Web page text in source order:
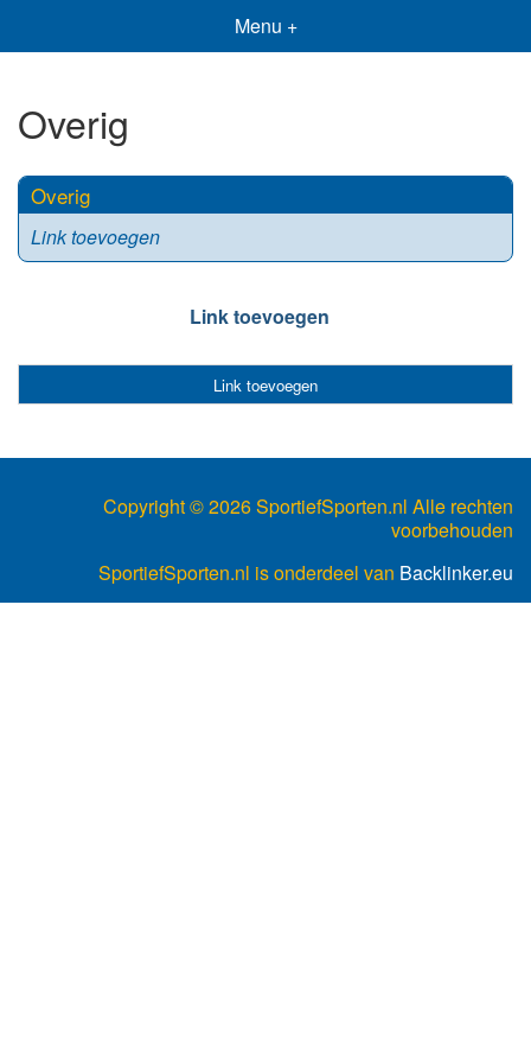
Menu +
Overig
Overig
Link toevoegen
Link toevoegen
Link toevoegen
Copyright ©2026 SportiefSporten.nl Alle rechten
voorbehouden
SportiefSporten.nl is onderdeel van Backlinker.eu